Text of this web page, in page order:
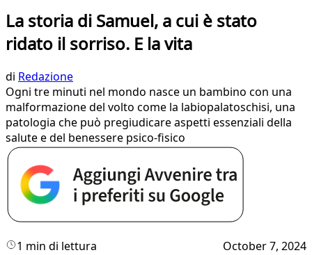
La storia di Samuel, a cui è stato
ridato il sorriso. E la vita
di Redazione
Ogni tre minuti nel mondo nasce un bambino con una
malformazione del volto come la labiopalatoschisi, una
patologia che può pregiudicare aspetti essenziali della
salute e del benessere psico-fisico
1 min di lettura October 7, 2024